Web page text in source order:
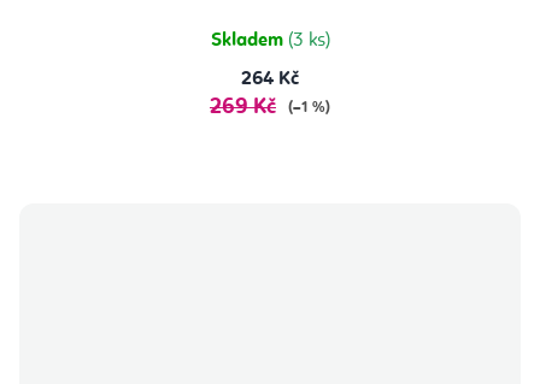
Skladem (3 ks)
264 Kč
269 Kč (–1 %)